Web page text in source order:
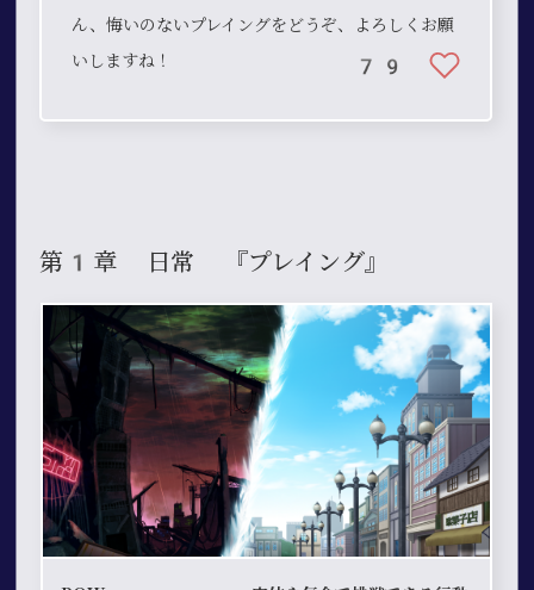
ん、悔いのないプレイングをどうぞ、よろしくお願
いしますね！
79
第1章 日常 『プレイング』